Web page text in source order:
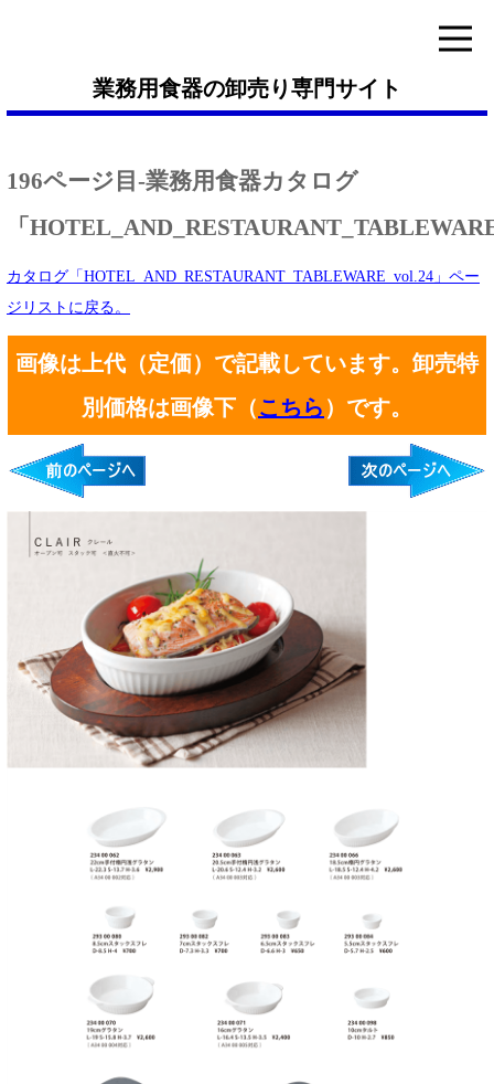
業務用食器の卸売り専門サイト
196ページ目-業務用食器カタログ
「
カタログ「HOTEL_AND_RESTAURANT_TABLEWARE_vol.24」ペー
ジリストに戻る。
画像は上代（定価）で記載しています。卸売特
別価格は画像下（こちら ）です。